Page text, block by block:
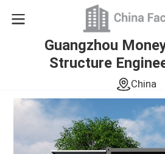
Guangzhou
Structure
Ltd.
China